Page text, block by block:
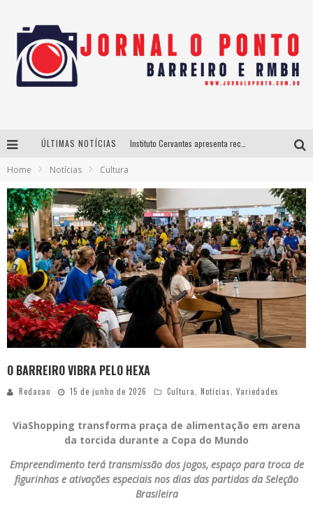
ÚLTIMAS NOTÍCIAS
Projeta Cultura abre inscrições gratuitas em São João del-Rei para oficinas de elaboração de projetos culturais e inteligência artificial
Home Notícias Cultura
O BARREIRO VIBRA PELO HEXA
Redacao 15 de junho de 2026 Cultura, Notícias, Variedades
ViaShopping transforma praça de alimentação em arena
da torcida durante a Copa do Mundo
Empreendimento terá transmissão dos jogos, espaço para troca de
figurinhas e ativações especiais nos dias das partidas da Seleção
Brasileira